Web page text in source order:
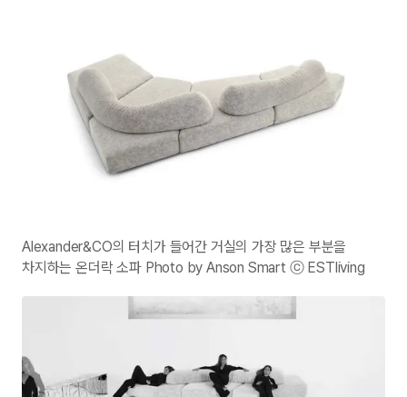
Alexander&CO의 터치가 들어간 거실의 가장 많은 부분을
차지하는 온더락 소파 Photo by Anson Smart ⓒ ESTliving